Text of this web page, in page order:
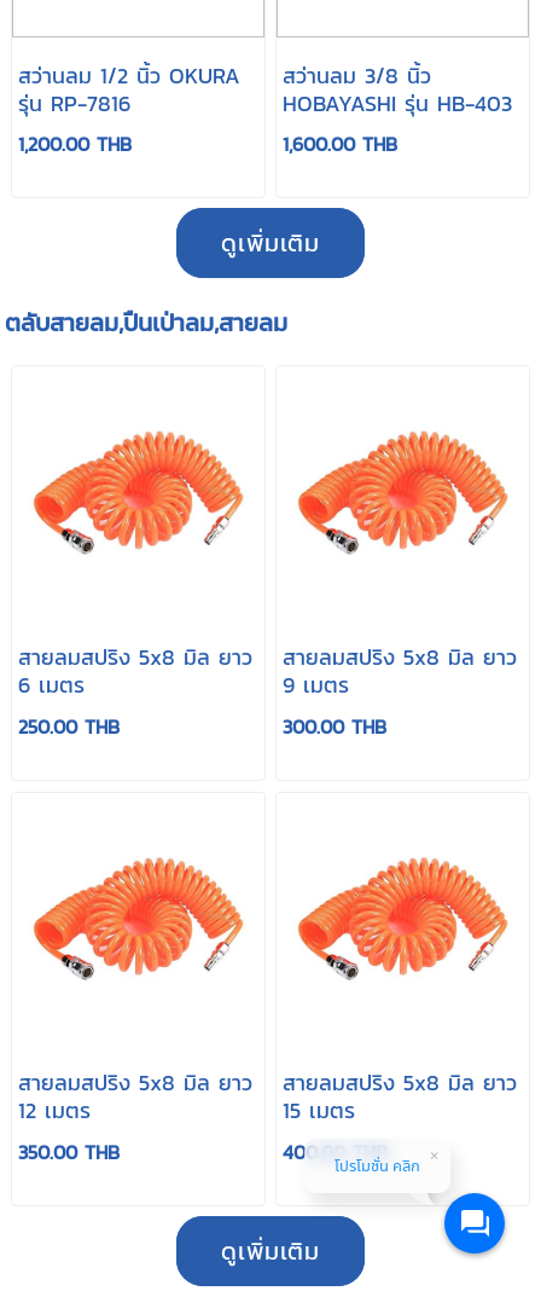
สว่านลม 1/2 นิ้ว OKURA
รุ่น RP-7816
1,200.00 THB
สว่านลม 3/8 นิ้ว
HOBAYASHI รุ่น HB-403
1,600.00 THB
ดูเพิ่มเติม
ตลับสายลม,ปืนเป่าลม,สายลม
สายลมสปริง 5x8 มิล ยาว
6 เมตร
250.00 THB
สายลมสปริง 5x8 มิล ยาว
9 เมตร
300.00 THB
สายลมสปริง 5x8 มิล ยาว
12 เมตร
350.00 THB
สายลมสปริง 5x8 มิล ยาว
15 เมตร
400.00 THB
ดูเพิ่มเติม
โปรโมชั่น คลิก